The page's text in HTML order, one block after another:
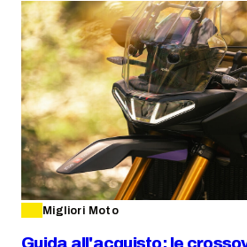
Migliori Moto
Guida all'acquisto: le